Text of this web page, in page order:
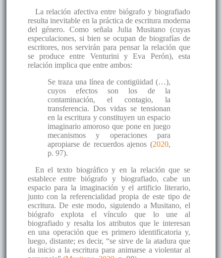
La relación afectiva entre biógrafo y biografiado
resulta inevitable en la práctica de escritura moderna
del género. Como señala Julia Musitano (cuyas
especulaciones, si bien se ocupan de biografías de
escritores, nos servirán para pensar la relación que
se produce entre Venturini y Eva Perón), esta
relación implica que entre ambos:
Se traza una línea de contigüidad (…),
cuyos efectos son los de la
contaminación, el contagio, la
transferencia. Dos vidas se tensionan
en la escritura y constituyen un espacio
imaginario amoroso que pone en juego
mecanismos y operaciones para
apropiarse de recuerdos ajenos (2020,
p. 97).
En el texto biográfico y en la relación que se
establece entre biógrafo y biografiado, cabe un
espacio para la imaginación y el artificio literario,
junto con la referencialidad propia de este tipo de
escritura. De este modo, siguiendo a Musitano, el
biógrafo explota el vínculo que lo une al
biografiado y resalta los atributos que le interesan
en una operación que es primero identificatoria y,
luego, distante; es decir, “se sirve de la atadura que
da inicio a la escritura para animarse a violentar al